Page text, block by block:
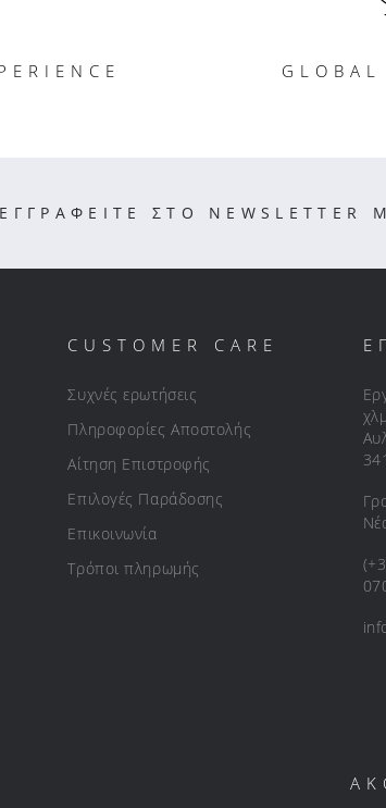
GLOBAL
ΕΓΓΡΑΦΕΙΤΕ ΣΤΟ NEWSLETTER
CUSTOMER CARE
Συχνές ερωτήσεις
Πληροφορίες Αποστολής
Αίτηση Επιστροφής
Επιλογές Παράδοσης
Επικοινωνία
Τρόποι πληρωμής